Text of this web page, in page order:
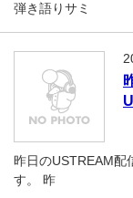
弾き語りサミ
昨日のUSTREAM配
す。 昨